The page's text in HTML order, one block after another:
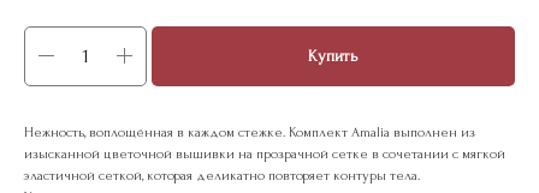
Купить
Нежность, воплощённая в каждом стежке. Комплект Amalia выполнен из
изысканной цветочной вышивки на прозрачной сетке в сочетании с мягкой
эластичной сеткой, которая деликатно повторяет контуры тела.